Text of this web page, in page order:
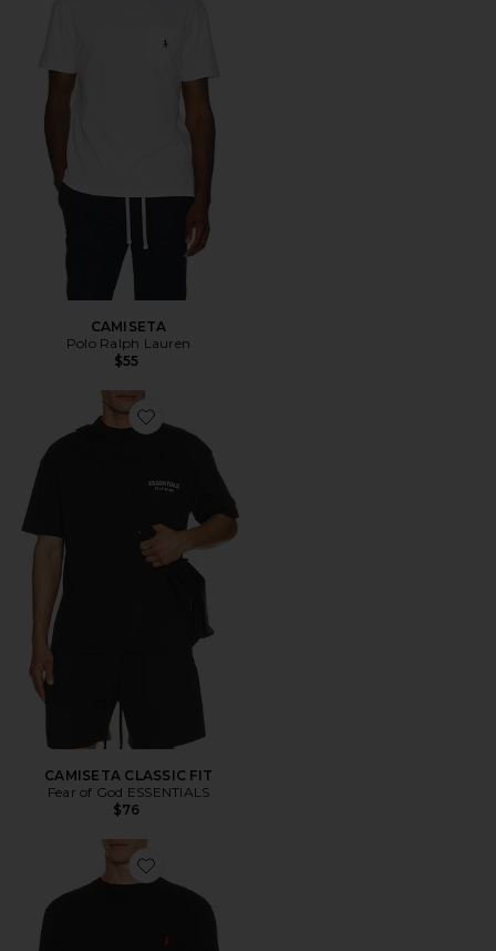
CAMISETA
Polo Ralph Lauren
$55
Favorite CAMISETA CLASSIC FIT
CAMISETA CLASSIC FIT
Fear of God ESSENTIALS
$76
Favorite CAMISETA POLO RALPH LAUREN POCKET